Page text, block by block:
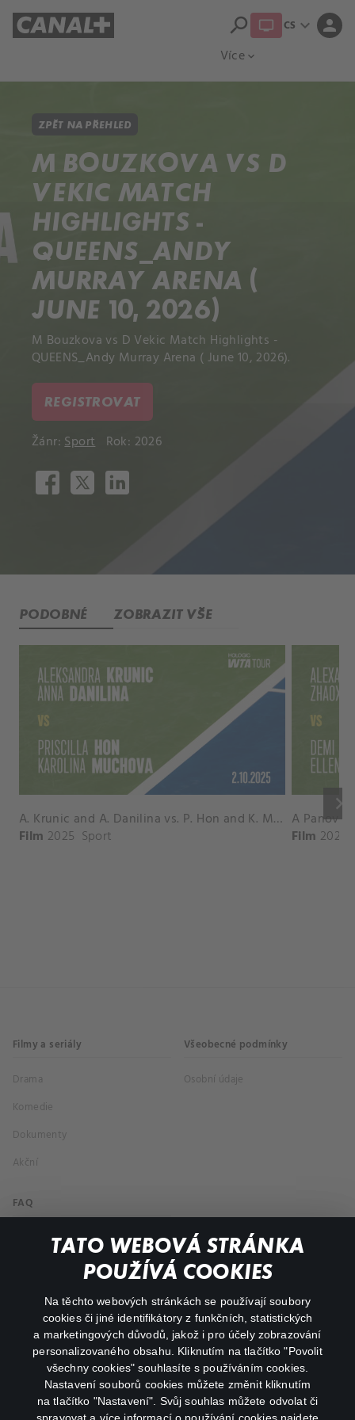
TATO WEBOVÁ STRÁNKA
POUŽÍVÁ COOKIES
Na těchto webových stránkách se používají soubory
cookies či jiné identifikátory z funkčních, statistických
a marketingových důvodů, jakož i pro účely zobrazování
personalizovaného obsahu. Kliknutím na tlačítko "Povolit
všechny cookies" souhlasíte s používáním cookies.
Nastavení souborů cookies můžete změnit kliknutím
na tlačítko "Nastavení". Svůj souhlas můžete odvolat či
Více expand_more
search CS expand_more person
ZPĚT NA PŘEHLED
M BOUZKOVA VS D
VEKIC MATCH
HIGHLIGHTS -
QUEENS_ANDY
MURRAY ARENA (
JUNE 10, 2026)
M Bouzkova vs D Vekic Match Highlights -
QUEENS_Andy Murray Arena ( June 10, 2026).
REGISTROVAT
Žánr:Sport Rok: 2026
PODOBNÉ ZOBRAZIT VŠE
keyboard_arrow_right
A. Krunic and A. Danilina vs. P. Hon and K. Muchova Match Highlights - BEIJING_Capital Group Diamond ( October 02, 2025)
Film 2025 Sport Film 2026
Filmy a seriály
Drama
Komedie
Dokumenty
Akční
Všeobecné podmínky
Osobní údaje
FAQ
Můj účet
Důležité odkazy
facebookinstagram
youtube